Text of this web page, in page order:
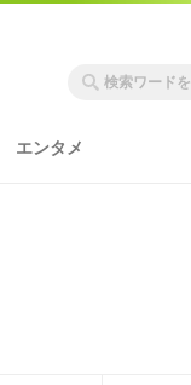
エンタメ